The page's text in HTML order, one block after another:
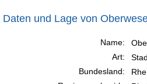
Daten und Lage von
Name:
Art:
Bundesland: